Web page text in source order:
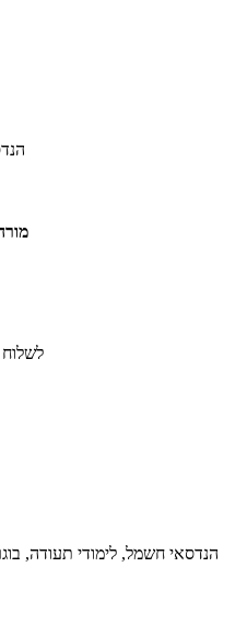
לשלוח
הנדסאי חשמל, לימודי תעודה,